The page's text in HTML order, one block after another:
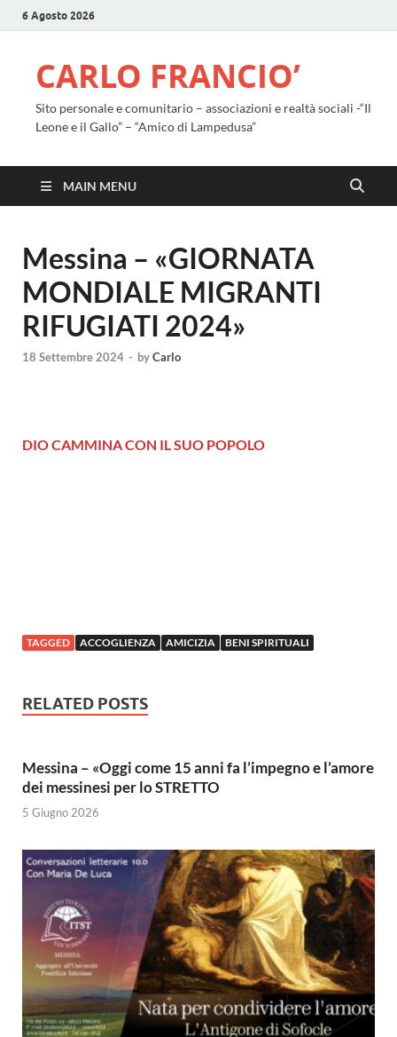
6 Agosto 2026
CARLO FRANCIO’
Sito personale e comunitario – associazioni e realtà sociali -“Il
Leone e il Gallo” – “Amico di Lampedusa”
MAIN MENU
Messina – «GIORNATA
MONDIALE MIGRANTI
RIFUGIATI 2024»
18 Settembre 2024 - byCarlo
DIO CAMMINA CON IL SUO POPOLO
TAGGED ACCOGLIENZA AMICIZIA BENI SPIRITUALI
RELATED POSTS
Messina – «Oggi come 15 anni fa l’impegno e l’amore
dei messinesi per lo STRETTO
5 Giugno 2026